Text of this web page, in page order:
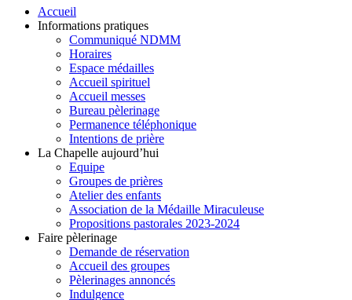
Accueil
Informations pratiques
Communiqué NDMM
Horaires
Espace médailles
Accueil spirituel
Accueil messes
Bureau pèlerinage
Permanence téléphonique
Intentions de prière
La Chapelle aujourd’hui
Equipe
Groupes de prières
Atelier des enfants
Association de la Médaille Miraculeuse
Propositions pastorales 2023-2024
Faire pèlerinage
Demande de réservation
Accueil des groupes
Pèlerinages annoncés
Indulgence